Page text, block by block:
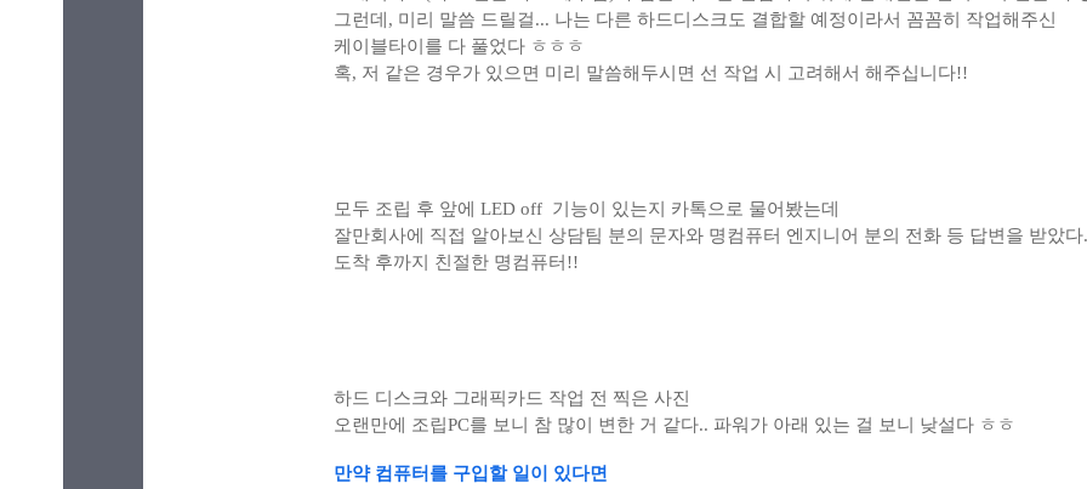
그런데, 미리 말씀 드릴걸... 나는 다른 하드디스크도 결합할 예정이라서 꼼꼼히 작업해주신
케이블타이를 다 풀었다 ㅎㅎㅎ
혹, 저 같은 경우가 있으면 미리 말씀해두시면 선 작업 시 고려해서 해주십니다!!
모두 조립 후 앞에 LED off 기능이 있는지 카톡으로 물어봤는데
잘만회사에 직접 알아보신 상담팀 분의 문자와 명컴퓨터 엔지니어 분의 전화 등 답변을 받았다.
도착 후까지 친절한 명컴퓨터!!
하드 디스크와 그래픽카드 작업 전 찍은 사진
오랜만에 조립PC를 보니 참 많이 변한 거 같다.. 파워가 아래 있는 걸 보니 낮설다 ㅎㅎ
만약 컴퓨터를 구입할 일이 있다면